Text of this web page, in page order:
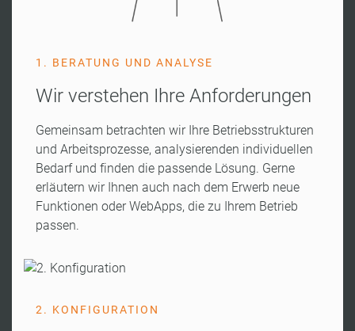
1. BERATUNG UND ANALYSE
Wir verstehen Ihre Anforderungen
Gemeinsam betrachten wir Ihre Betriebsstrukturen
und Arbeitsprozesse, analysierenden individuellen
Bedarf und finden die passende Lösung. Gerne
erläutern wir Ihnen auch nach dem Erwerb neue
Funktionen oder WebApps, die zu Ihrem Betrieb
passen.
2. KONFIGURATION